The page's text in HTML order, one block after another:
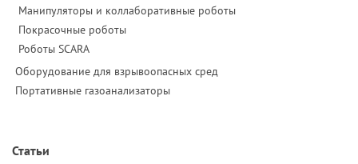
Манипуляторы и коллаборативные роботы
Покрасочные роботы
Роботы SCARA
Оборудование для взрывоопасных сред
Портативные газоанализаторы
Статьи